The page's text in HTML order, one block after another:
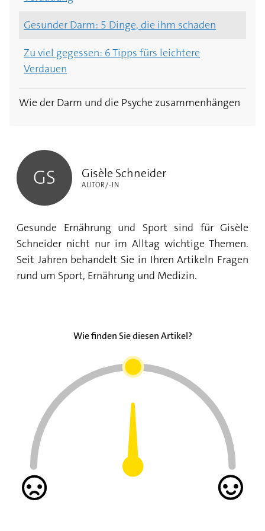
Divertikel im Darm – was ist das?
Analfistel: Was das ist und wie sie behandelt
werden kann
Analkrampf: So entstehen die schmerzhaften
Therapieformen
Analfissur: Symptome, Ursachen und
Behandlung
Colitis ulcerosa: Ursachen, Symptome und
Therapie
Gesunder Darm: 5 Dinge, die ihm schaden
Zu viel gegessen: 6 Tipps fürs leichtere
Verdauen
Wie der Darm und die Psyche zusammenhängen
GS Gisèle Schneider
AUTOR/-IN
Gesunde Ernährung und Sport sind für Gisèle
Schneider nicht nur im Alltag wichtige Themen.
Seit Jahren behandelt Sie in Ihren Artikeln Fragen
rund um Sport, Ernährung und Medizin.
Wie finden Sie diesen Artikel?